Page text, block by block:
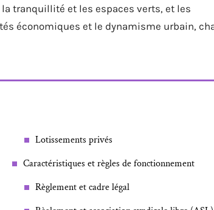
tranquillité et les espaces verts, et les
économiques et le dynamisme urbain,
Lotissements privés
Caractéristiques et règles de fonctionnement
Règlement et cadre légal